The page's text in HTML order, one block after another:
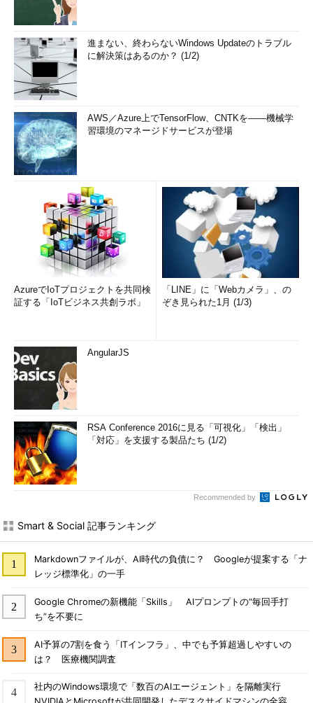
進まない、終わらないWindows Updateのトラブル
に解決策はあるのか？ (1/2)
AWS／Azure上でTensorFlow、CNTKを――機械学
習環境のマネージドサービスが登場
AzureでIoTプロジェクトを共同検
証する「IoTビジネス共創ラボ」
「LINE」に「Webカメラ」、の
ぞき見られた1月 (1/3)
AngularJS
RSA Conference 2016に見る「可視化」「検出」
「対応」を支援する製品たち (1/2)
Recommended by
Smart & Social 記事ランキング
Markdownファイルが、AI時代の負債に？ Googleが提案する「ナ
レッジ標準化」の一手
Google Chromeの新機能「Skills」 AIプロンプトの“毎回手打
ち”を不要に
AI予算の7割を食う「ITインフラ」、中でも予算超過しやすいの
は？ 医療機関調査
社内のWindows環境で「数百のAIエージェント」を隔離実行